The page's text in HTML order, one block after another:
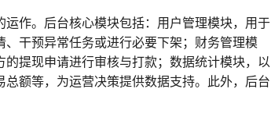
作。后台核心模块包括：用户管理模块，用于
干预异常任务或进行必要下架；财务管理模
提现申请进行审核与打款；数据统计模块，以
额等，为运营决策提供数据支持。此外，后台